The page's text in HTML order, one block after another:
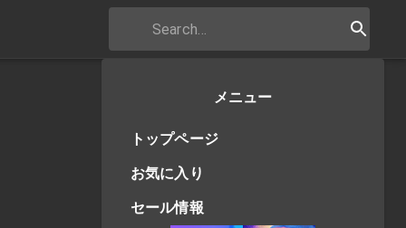
メニュー
トップページ
お気に入り
セール情報